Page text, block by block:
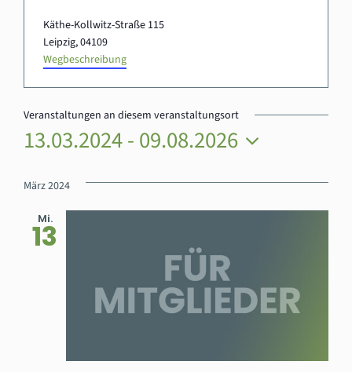
Adresse
Käthe-Kollwitz-Straße 115
Leipzig,04109
Wegbeschreibung
Veranstaltungen an diesem veranstaltungsort
13.03.2024 - 09.08.2026
wählen.
März 2024
Mi.
13